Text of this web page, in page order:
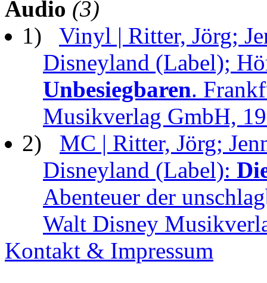
Audio (3)
1) Vinyl | Ritter, Jörg;
Disneyland (Label);
Unbesiegbaren.
Musikverlag GmbH,
2) MC | Ritter, Jörg;
Disneyland (Label):
Abenteuer der
Walt Disney
Kontakt & Impressum